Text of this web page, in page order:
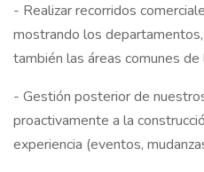
- Realizar recorridos
mostrando los
también las áreas comunes de
- Gestión posterior de
proactivamente a la
experiencia (eventos,